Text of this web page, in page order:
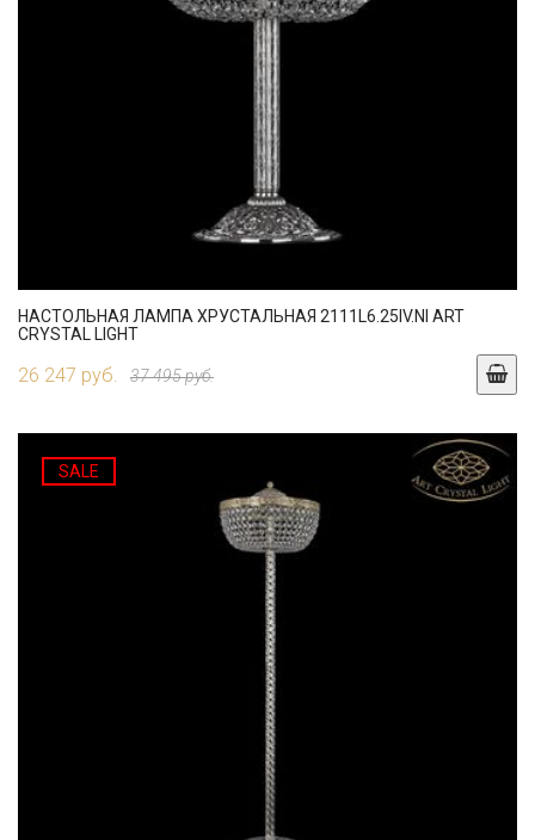
НАСТОЛЬНАЯ ЛАМПА ХРУСТАЛЬНАЯ 2111L6.25IV.NI ART
CRYSTAL LIGHT
26 247 руб. 37 495 руб.
SALE